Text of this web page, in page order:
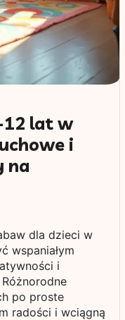
12 lat w
i
na
dla dzieci w
wspaniałym
i
po proste
radości i wciągną